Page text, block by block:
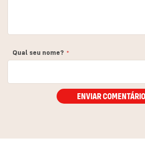
Qual seu nome?
ENVIAR COMENTÁRIO